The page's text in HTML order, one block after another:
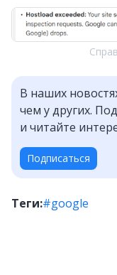
В наших
чем у других.
и читайте
Подписаться
Теги:#google